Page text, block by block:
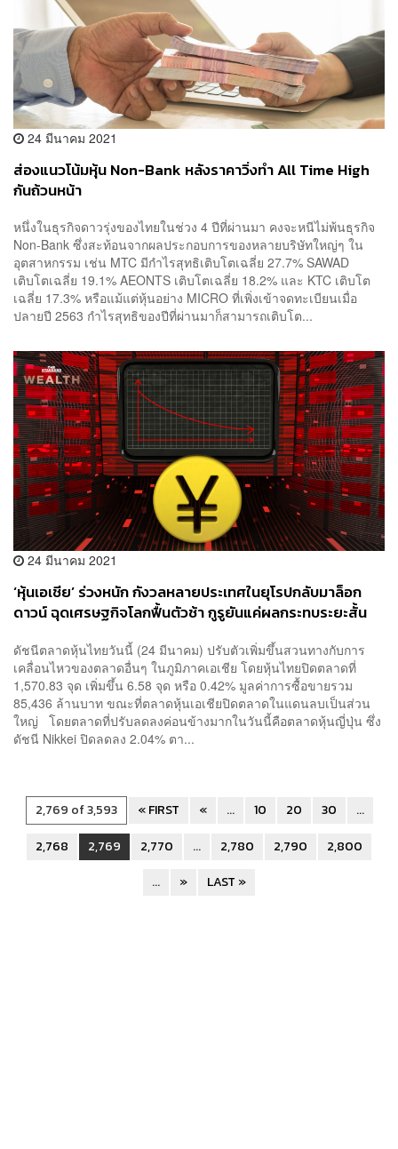
24 มีนาคม 2021
ส่องแนวโน้มหุ้น Non-Bank หลังราคาวิ่งทำ All Time High
กันถ้วนหน้า
หนึ่งในธุรกิจดาวรุ่งของไทยในช่วง 4 ปีที่ผ่านมา คงจะหนีไม่พ้นธุรกิจ
Non-Bank ซึ่งสะท้อนจากผลประกอบการของหลายบริษัทใหญ่ๆ ใน
อุตสาหกรรม เช่น MTC มีกำไรสุทธิเติบโตเฉลี่ย 27.7% SAWAD
เติบโตเฉลี่ย 19.1% AEONTS เติบโตเฉลี่ย 18.2% และ KTC เติบโต
เฉลี่ย 17.3% หรือแม้แต่หุ้นอย่าง MICRO ที่เพิ่งเข้าจดทะเบียนเมื่อ
ปลายปี 2563 กำไรสุทธิของปีที่ผ่านมาก็สามารถเติบโต...
24 มีนาคม 2021
‘หุ้นเอเชีย’ ร่วงหนัก กังวลหลายประเทศในยุโรปกลับมาล็อก
ดาวน์ ฉุดเศรษฐกิจโลกฟื้นตัวช้า กูรูยันแค่ผลกระทบระยะสั้น
ดัชนีตลาดหุ้นไทยวันนี้ (24 มีนาคม) ปรับตัวเพิ่มขึ้นสวนทางกับการ
เคลื่อนไหวของตลาดอื่นๆ ในภูมิภาคเอเชีย โดยหุ้นไทยปิดตลาดที่
1,570.83 จุด เพิ่มขึ้น 6.58 จุด หรือ 0.42% มูลค่าการซื้อขายรวม
85,436 ล้านบาท ขณะที่ตลาดหุ้นเอเชียปิดตลาดในแดนลบเป็นส่วน
ใหญ่ โดยตลาดที่ปรับลดลงค่อนข้างมากในวันนี้คือตลาดหุ้นญี่ปุ่น ซึ่ง
ดัชนี Nikkei ปิดลดลง 2.04% ตา...
2,769 of 3,593 « FIRST « ... 10 20 30
...
2,768
2,769 2,770 ... 2,780 2,790
2,800
...
» LAST »